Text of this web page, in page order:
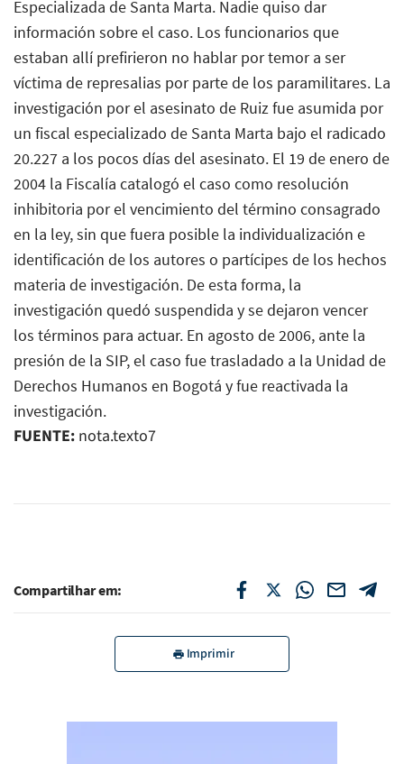
Especializada de Santa Marta. Nadie quiso dar
información sobre el caso. Los funcionarios que
estaban allí prefirieron no hablar por temor a ser
víctima de represalias por parte de los paramilitares. La
investigación por el asesinato de Ruiz fue asumida por
un fiscal especializado de Santa Marta bajo el radicado
20.227 a los pocos días del asesinato. El 19 de enero de
2004 la Fiscalía catalogó el caso como resolución
inhibitoria por el vencimiento del término consagrado
en la ley, sin que fuera posible la individualización e
identificación de los autores o partícipes de los hechos
materia de investigación. De esta forma, la
investigación quedó suspendida y se dejaron vencer
los términos para actuar. En agosto de 2006, ante la
presión de la SIP, el caso fue trasladado a la Unidad de
Derechos Humanos en Bogotá y fue reactivada la
investigación.
FUENTE: nota.texto7
Compartilhar em:
Imprimir